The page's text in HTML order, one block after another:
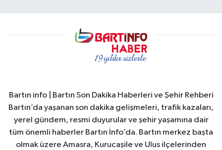
Bartın info | Bartın Son Dakika Haberleri ve Şehir Rehberi
Bartın’da yaşanan son dakika gelişmeleri, trafik kazaları,
yerel gündem, resmi duyurular ve şehir yaşamına dair
tüm önemli haberler Bartın İnfo’da. Bartın merkez başta
olmak üzere Amasra, Kurucaşile ve Ulus ilçelerinden